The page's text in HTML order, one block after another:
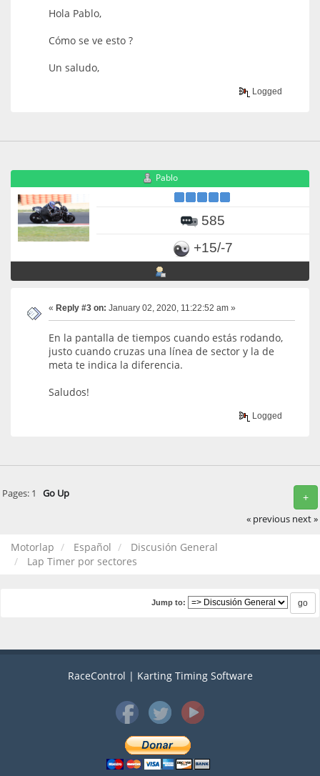
Hola Pablo,
Cómo se ve esto ?
Un saludo,
Logged
Pablo
585
+15/-7
« Reply #3 on: January 02, 2020, 11:22:52 am »
En la pantalla de tiempos cuando estás rodando,
justo cuando cruzas una línea de sector y la de
meta te indica la diferencia.
Saludos!
Logged
+
Pages: 1 Go Up
« previous next »
Motorlap Español
Discusión General
Lap Timer por sectores
Jump to:
RaceControl | Karting Timing Software